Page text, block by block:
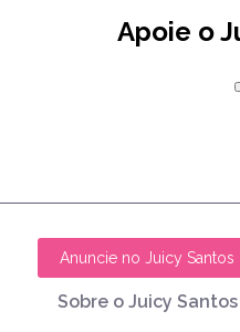
Apoie o
Anuncie no Juicy Santos
Sobre o Juicy Santos